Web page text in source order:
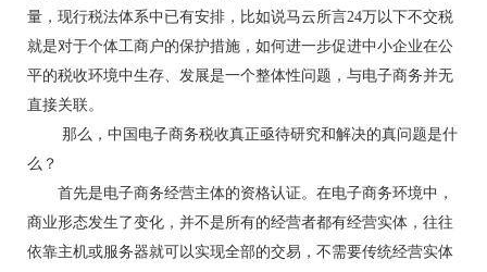
量，现行税法体系中已有安排，比如说马云所言24万以下不交税
就是对于个体工商户的保护措施，如何进一步促进中小企业在公
平的税收环境中生存、发展是一个整体性问题，与电子商务并无
直接关联。
那么，中国电子商务税收真正亟待研究和解决的真问题是什
么？
首先是电子商务经营主体的资格认证。在电子商务环境中，
商业形态发生了变化，并不是所有的经营者都有经营实体，往往
依靠主机或服务器就可以实现全部的交易，不需要传统经营实体